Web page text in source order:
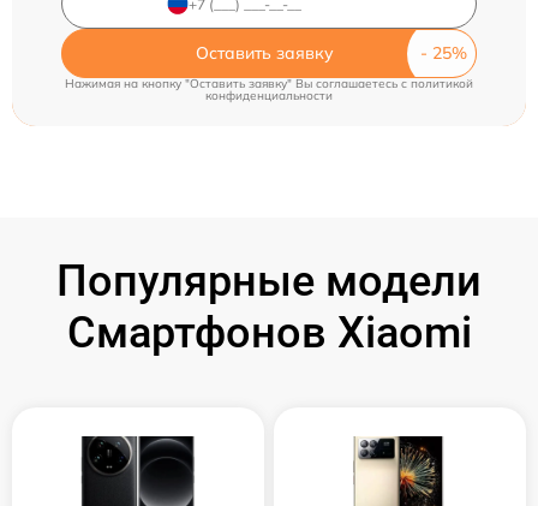
Оставить заявку
Нажимая на кнопку "Оставить заявку" Вы соглашаетесь cполитикой
конфиденциальности
Популярные модели
Смартфонов Xiaomi